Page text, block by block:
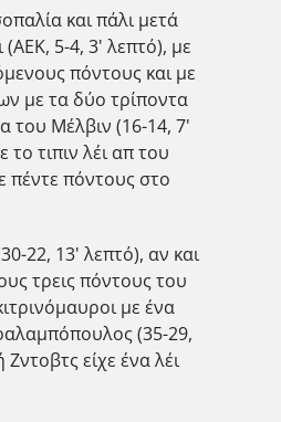
και πάλι μετά
5-4, 3' λεπτό), με
πόντους και με
με τα δύο τρίποντα
του Μέλβιν (16-14, 7'
τιπιν λέι απ του
πέντε πόντους στο
22, 13' λεπτό), αν και
τρεις πόντους του
με ένα
(35-29,
είχε ένα λέι